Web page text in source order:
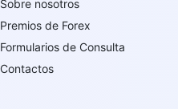
Sobre nosotros
Premios de Forex
Formularios de Consulta
Contactos